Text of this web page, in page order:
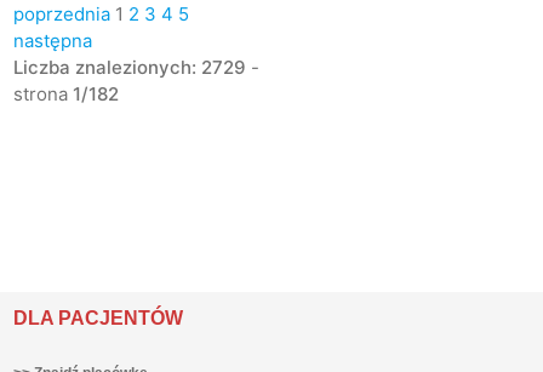
poprzednia 1 2 3 4 5
następna
Liczba znalezionych: 2729 -
strona 1/182
DLA PACJENTÓW